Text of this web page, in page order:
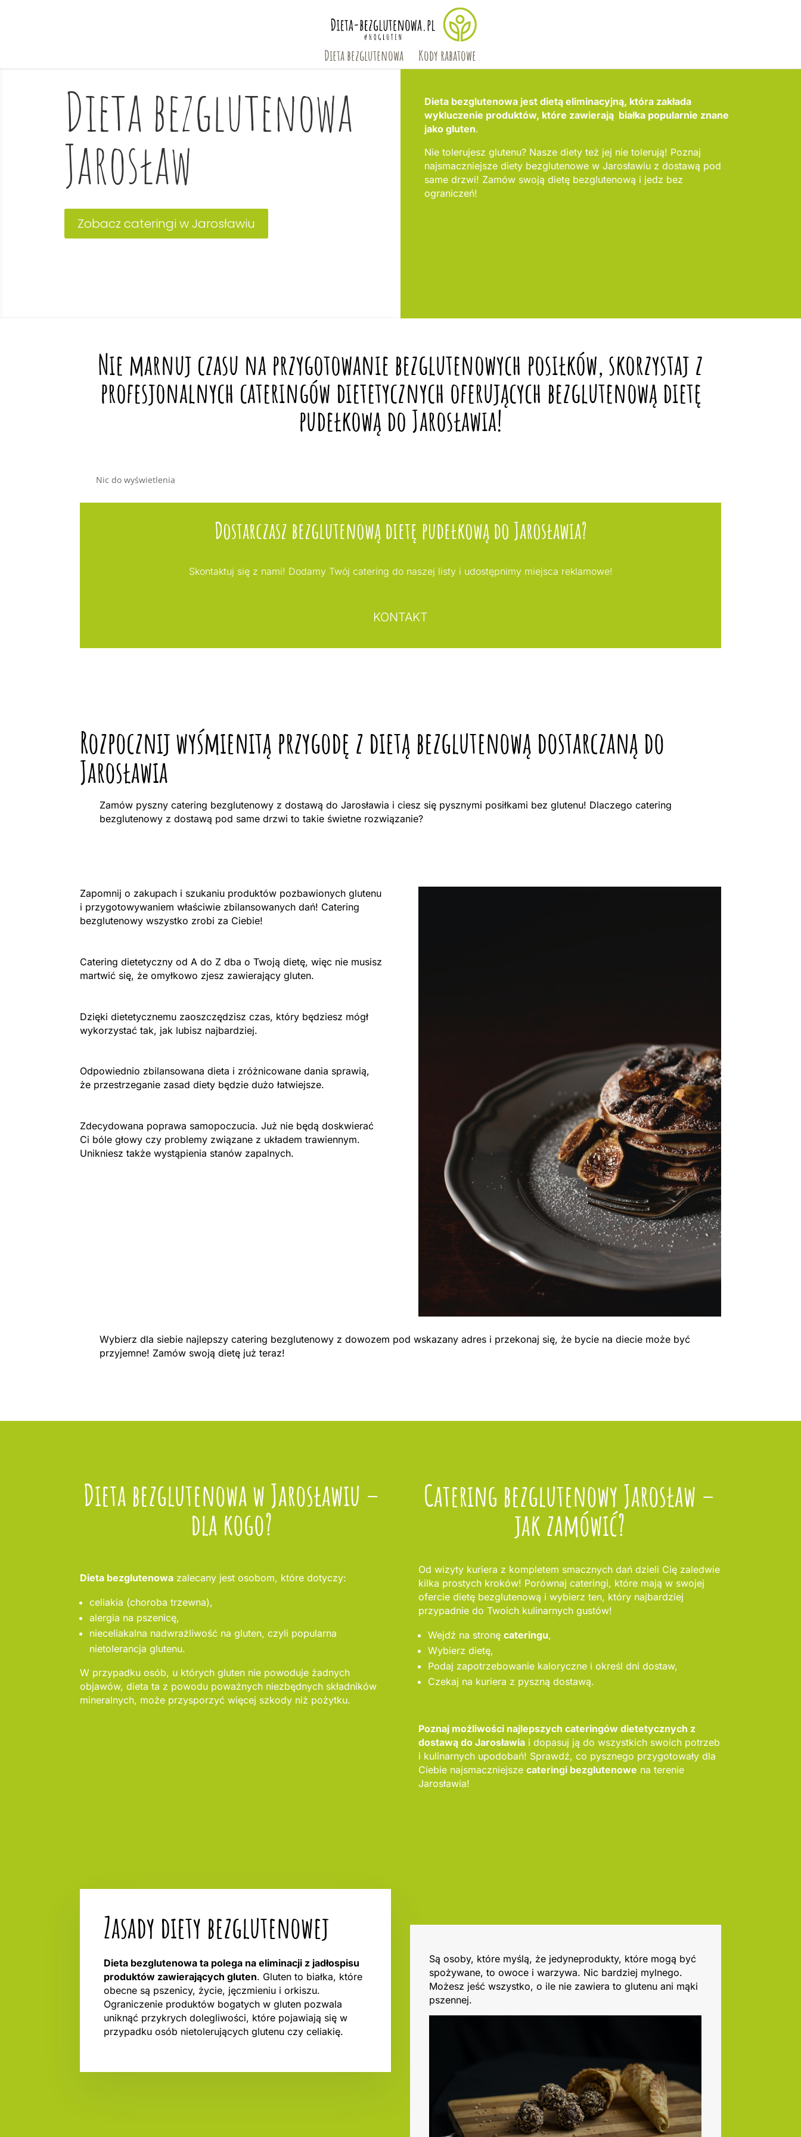
Dieta bezglutenowa Kody rabatowe
Dieta bezglutenowa
Jarosław
Zobacz cateringi w Jarosławiu
Dieta bezglutenowa jest dietą eliminacyjną, która zakłada
wykluczenie produktów, które zawierają białka popularnie znane
jako gluten.
Nie tolerujesz glutenu? Nasze diety też jej nie tolerują! Poznaj
najsmaczniejsze diety bezglutenowe w Jarosławiu z dostawą pod
same drzwi! Zamów swoją dietę bezglutenową i jedz bez
ograniczeń!
Nie marnuj czasu na przygotowanie bezglutenowych posiłków, skorzystaj z
profesjonalnych cateringów dietetycznych oferujących bezglutenową dietę
pudełkową do Jarosławia!
Nic do wyświetlenia
Dostarczasz bezglutenową dietę pudełkową do Jarosławia?
Skontaktuj się z nami! Dodamy Twój catering do naszej listy i udostępnimy miejsca reklamowe!
KONTAKT
Rozpocznij wyśmienitą przygodę z dietą bezglutenową dostarczaną do
Jarosławia
Zamów pyszny catering bezglutenowy z dostawą do Jarosławia i ciesz się pysznymi posiłkami bez glutenu! Dlaczego catering
bezglutenowy z dostawą pod same drzwi to takie świetne rozwiązanie?
Zapomnij o zakupach i szukaniu produktów pozbawionych glutenu
i przygotowywaniem właściwie zbilansowanych dań! Catering
bezglutenowy wszystko zrobi za Ciebie!
Catering dietetyczny od A do Z dba o Twoją dietę, więc nie musisz
martwić się, że omyłkowo zjesz zawierający gluten.
Dzięki dietetycznemu zaoszczędzisz czas, który będziesz mógł
wykorzystać tak, jak lubisz najbardziej.
Odpowiednio zbilansowana dieta i zróżnicowane dania sprawią,
że przestrzeganie zasad diety będzie dużo łatwiejsze.
Zdecydowana poprawa samopoczucia. Już nie będą doskwierać
Ci bóle głowy czy problemy związane z układem trawiennym.
Unikniesz także wystąpienia stanów zapalnych.
Wybierz dla siebie najlepszy catering bezglutenowy z dowozem pod wskazany adres i przekonaj się, że bycie na diecie może być
przyjemne! Zamów swoją dietę już teraz!
Dieta bezglutenowa w Jarosławiu –
dla kogo?
Dieta bezglutenowa zalecany jest osobom, które dotyczy:
celiakia (choroba trzewna),
alergia na pszenicę,
nieceliakalna nadwrażliwość na gluten, czyli popularna
nietolerancja glutenu.
W przypadku osób, u których gluten nie powoduje żadnych
objawów, dieta ta z powodu poważnych niezbędnych składników
mineralnych, może przysporzyć więcej szkody niż pożytku.
Catering bezglutenowy Jarosław –
jak zamówić?
Od wizyty kuriera z kompletem smacznych dań dzieli Cię zaledwie
kilka prostych kroków! Porównaj cateringi, które mają w swojej
ofercie dietę bezglutenową i wybierz ten, który najbardziej
przypadnie do Twoich kulinarnych gustów!
Wejdź na stronę cateringu,
Wybierz dietę,
Podaj zapotrzebowanie kaloryczne i określ dni dostaw,
Czekaj na kuriera z pyszną dostawą.
Poznaj możliwości najlepszych cateringów dietetycznych z
dostawą do Jarosławiai dopasuj ją do wszystkich swoich potrzeb
i kulinarnych upodobań! Sprawdź, co pysznego przygotowały dla
Ciebie najsmaczniejsze cateringi bezglutenowe na terenie
Jarosławia!
Zasady diety bezglutenowej
Dieta bezglutenowa ta polega na eliminacji z jadłospisu
produktów zawierających gluten. Gluten to białka, które
obecne są pszenicy, życie, jęczmieniu i orkiszu.
Ograniczenie produktów bogatych w gluten pozwala
uniknąć przykrych dolegliwości, które pojawiają się w
przypadku osób nietolerujących glutenu czy celiakię.
Są osoby, które myślą, że jedyneprodukty, które mogą być
spożywane, to owoce i warzywa. Nic bardziej mylnego.
Możesz jeść wszystko, o ile nie zawiera to glutenu ani mąki
pszennej.